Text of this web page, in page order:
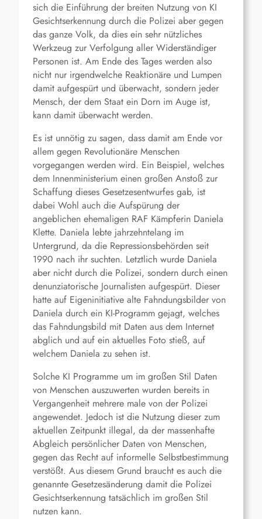
sich die Einführung der breiten Nutzung von KI
Gesichtserkennung durch die Polizei aber gegen
das ganze Volk, da dies ein sehr nützliches
Werkzeug zur Verfolgung aller Widerständiger
Personen ist. Am Ende des Tages werden also
nicht nur irgendwelche Reaktionäre und Lumpen
damit aufgespürt und überwacht, sondern jeder
Mensch, der dem Staat ein Dorn im Auge ist,
kann damit überwacht werden.
Es ist unnötig zu sagen, dass damit am Ende vor
allem gegen Revolutionäre Menschen
vorgegangen werden wird. Ein Beispiel, welches
dem Innenministerium einen großen Anstoß zur
Schaffung dieses Gesetzesentwurfes gab, ist
dabei Wohl auch die Aufspürung der
angeblichen ehemaligen RAF Kämpferin Daniela
Klette. Daniela lebte jahrzehntelang im
Untergrund, da die Repressionsbehörden seit
1990 nach ihr suchten. Letztlich wurde Daniela
aber nicht durch die Polizei, sondern durch einen
denunziatorische Journalisten aufgespürt. Dieser
hatte auf Eigeninitiative alte Fahndungsbilder von
Daniela durch ein KI-Programm gejagt, welches
das Fahndungsbild mit Daten aus dem Internet
abglich und auf ein aktuelles Foto stieß, auf
welchem Daniela zu sehen ist.
Solche KI Programme um im großen Stil Daten
von Menschen auszuwerten wurden bereits in
Vergangenheit mehrere male von der Polizei
angewendet. Jedoch ist die Nutzung dieser zum
aktuellen Zeitpunkt illegal, da der massenhafte
Abgleich persönlicher Daten von Menschen,
gegen das Recht auf informelle Selbstbestimmung
verstößt. Aus diesem Grund braucht es auch die
genannte Gesetzesänderung damit die Polizei
Gesichtserkennung tatsächlich im großen Stil
nutzen kann.